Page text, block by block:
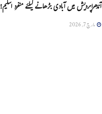
آندھراپردیش میں آبادی بڑھانے کیلئے منفرد اسکیم!
مارچ 7, 2026